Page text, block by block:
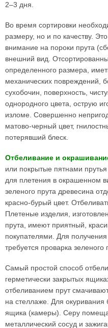
2–3 дня.
Во время сортировки
размеру, но и по качеству.
внимание на пороки прута
внешний вид.
определенного размера,
механических повреждений,
сухобочин, поверхность,
однородного цвета, острую
изломе. Совершенно
матово-черный цвет,
потерявший блеск.
Отбеливание и
или покрытые пятнами
для плетения в окрашенном
зеленого прута древесина
красно-бурый цвет.
Плетеные изделия,
прута, имеют приятный,
покупателями. Для
требуется проварка зеленого
Самый простой способ
герметически закрытых
отбеливанием прут
на стеллаже. Для
ящика (камеры). Серу
металлический сосуд и